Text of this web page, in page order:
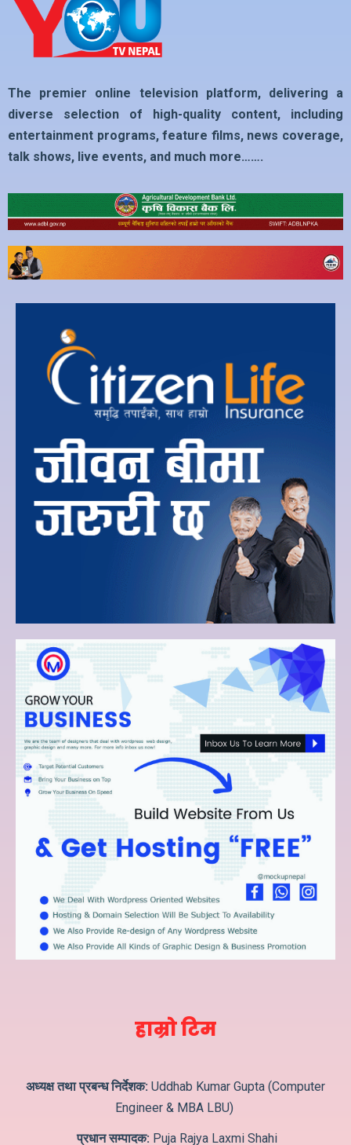
The premier online television platform, delivering a
diverse selection of high-quality content, including
entertainment programs, feature films, news coverage,
talk shows, live events, and much more…….
हाम्रो टिम
अध्यक्ष तथा प्रबन्ध निर्देशक: Uddhab Kumar Gupta (Computer
Engineer & MBA LBU)
प्रधान सम्पादक: Puja Rajya Laxmi Shahi